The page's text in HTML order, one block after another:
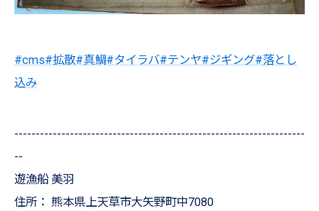
#cms#拡散#真鯛#タイラバ#テンヤ#ジギング#落とし
込み
--------------------------------------------------------------------
--
遊漁船 美羽
住所： 熊本県上天草市大矢野町中7080